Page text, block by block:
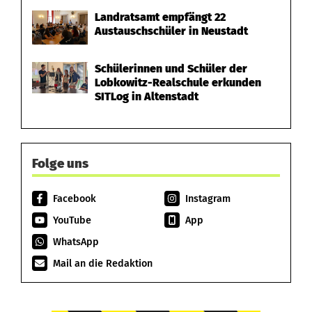
Landratsamt empfängt 22
Austauschschüler in Neustadt
Schülerinnen und Schüler der
Lobkowitz-Realschule erkunden
SITLog in Altenstadt
Folge uns
Facebook
Instagram
YouTube
App
WhatsApp
Mail an die Redaktion